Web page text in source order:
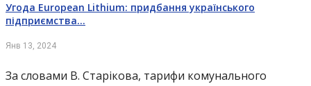
Угода European Lithium: придбання українського
підприємства…
Янв 13, 2024
За словами В. Старікова, тарифи комунального